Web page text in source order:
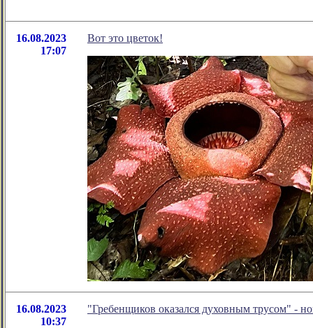
16.08.2023
17:07
Вот это цветок!
16.08.2023
10:37
"Гребенщиков оказался духовным трусом" -